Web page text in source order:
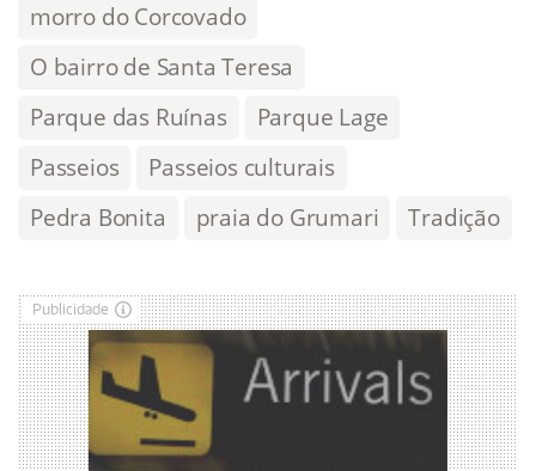
morro do Corcovado
O bairro de Santa Teresa
Parque das Ruínas
Parque Lage
Passeios
Passeios culturais
Pedra Bonita
praia do Grumari Tradição
Publicidade